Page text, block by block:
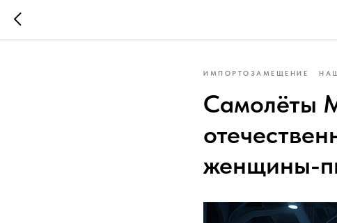
ИМПОРТОЗАМЕЩЕНИЕ
Самолёты
женщины-